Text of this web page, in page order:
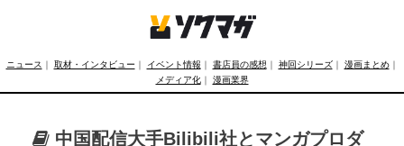
ニュース ｜ 取材・インタビュー ｜ イベント情報 ｜ 書店員の感想 ｜ 神回シリーズ｜ 漫画まとめ｜
メディア化｜ 漫画業界
中国配信大手Bilibili社とマンガプロダ